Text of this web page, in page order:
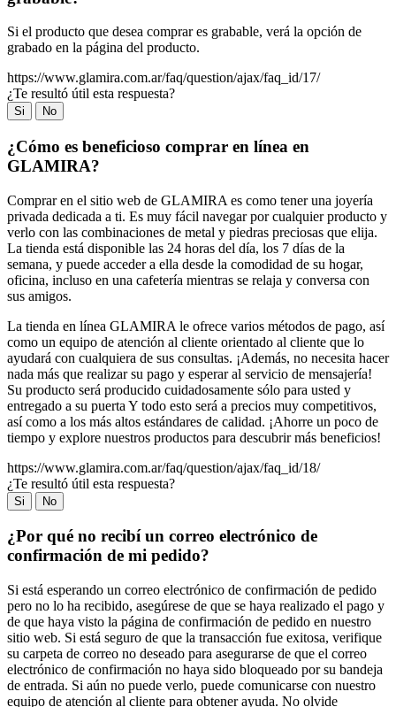
Si el producto que desea comprar es grabable, verá la opción de
grabado en la página del producto.
https://www.glamira.com.ar/faq/question/ajax/faq_id/17/
¿Te resultó útil esta respuesta?
Si No
¿Cómo es beneficioso comprar en línea en
GLAMIRA?
Comprar en el sitio web de GLAMIRA es como tener una joyería
privada dedicada a ti. Es muy fácil navegar por cualquier producto y
verlo con las combinaciones de metal y piedras preciosas que elija.
La tienda está disponible las 24 horas del día, los 7 días de la
semana, y puede acceder a ella desde la comodidad de su hogar,
oficina, incluso en una cafetería mientras se relaja y conversa con
sus amigos.
La tienda en línea GLAMIRA le ofrece varios métodos de pago, así
como un equipo de atención al cliente orientado al cliente que lo
ayudará con cualquiera de sus consultas. ¡Además, no necesita hacer
nada más que realizar su pago y esperar al servicio de mensajería!
Su producto será producido cuidadosamente sólo para usted y
entregado a su puerta Y todo esto será a precios muy competitivos,
así como a los más altos estándares de calidad. ¡Ahorre un poco de
tiempo y explore nuestros productos para descubrir más beneficios!
https://www.glamira.com.ar/faq/question/ajax/faq_id/18/
¿Te resultó útil esta respuesta?
Si No
¿Por qué no recibí un correo electrónico de
confirmación de mi pedido?
Si está esperando un correo electrónico de confirmación de pedido
pero no lo ha recibido, asegúrese de que se haya realizado el pago y
de que haya visto la página de confirmación de pedido en nuestro
sitio web. Si está seguro de que la transacción fue exitosa, verifique
su carpeta de correo no deseado para asegurarse de que el correo
electrónico de confirmación no haya sido bloqueado por su bandeja
de entrada. Si aún no puede verlo, puede comunicarse con nuestro
equipo de atención al cliente para obtener ayuda. No olvide